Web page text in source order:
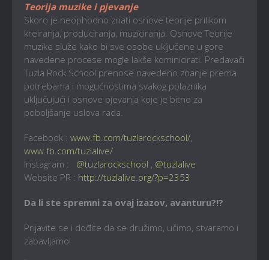
Teorija muzike i pjevanje
Skoro je neophodno znati osnove teorije prilikom
kreiranja, produciranja, muziciranja. Osnove Teorije
muzike služe kako bi sve osobe uključene u gore
navedene procese mogle lakše kominicirati. Predavači
Tuzla Rock School prenose navedeno znanje prema
potrebama i mogućnostima svakog polaznika
uključujući i osnove pjevanja koje je bitno za
poboljšanje uslova rada.
Facebook : www.fb.com/tuzlarockschool/,
www.fb.com/tuzlalive/
Instagram : @tuzlarockschool , @tuzlalive
Website PR : http://tuzlalive.org/?p=2353
Da li ste spremni za ovaj izazov, avanturu?!?
Prijavite se i dođite da se družimo, učimo, stvaramo i
zabavljamo!